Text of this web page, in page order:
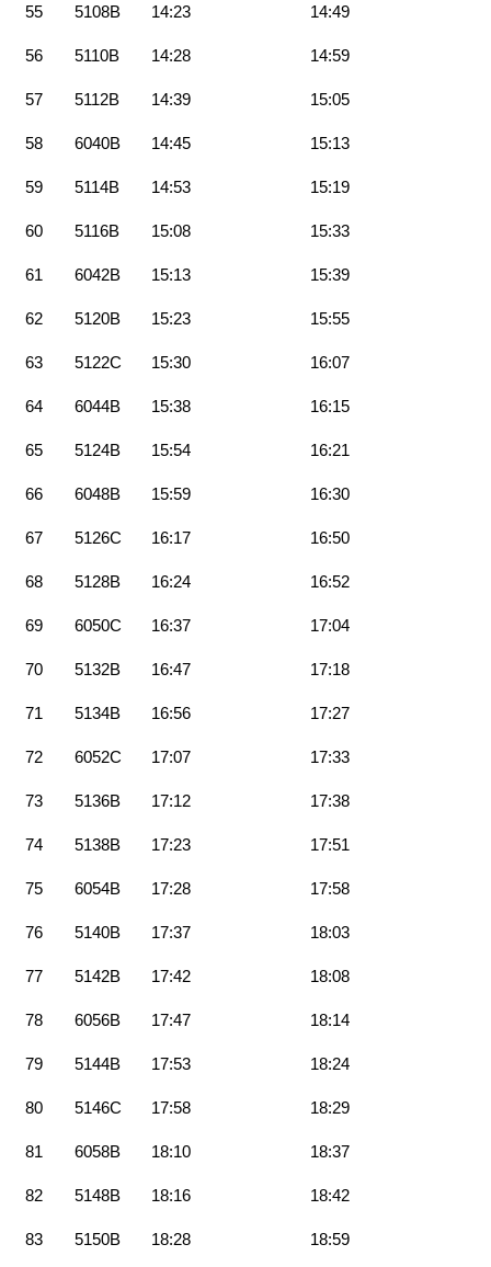
55 5108B 14:23 14:49
56 5110B 14:28 14:59
57 5112B 14:39 15:05
58 6040B 14:45 15:13
59 5114B 14:53 15:19
60 5116B 15:08 15:33
61 6042B 15:13 15:39
62 5120B 15:23 15:55
63 5122C 15:30 16:07
64 6044B 15:38 16:15
65 5124B 15:54 16:21
66 6048B 15:59 16:30
67 5126C 16:17 16:50
68 5128B 16:24 16:52
69 6050C 16:37 17:04
70 5132B 16:47 17:18
71 5134B 16:56 17:27
72 6052C 17:07 17:33
73 5136B 17:12 17:38
74 5138B 17:23 17:51
75 6054B 17:28 17:58
76 5140B 17:37 18:03
77 5142B 17:42 18:08
78 6056B 17:47 18:14
79 5144B 17:53 18:24
80 5146C 17:58 18:29
81 6058B 18:10 18:37
82 5148B 18:16 18:42
83 5150B 18:28 18:59